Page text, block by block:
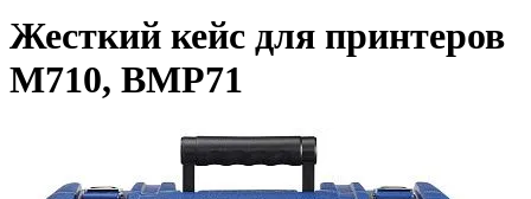
Жесткий кейс для принтеров
M710, BMP71